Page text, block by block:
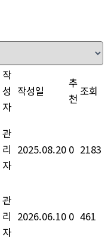
작
성
자
작성일
추
천
조회
관
리
자
2025.08.20 0 2183
관
리
자
2026.06.10 0 461